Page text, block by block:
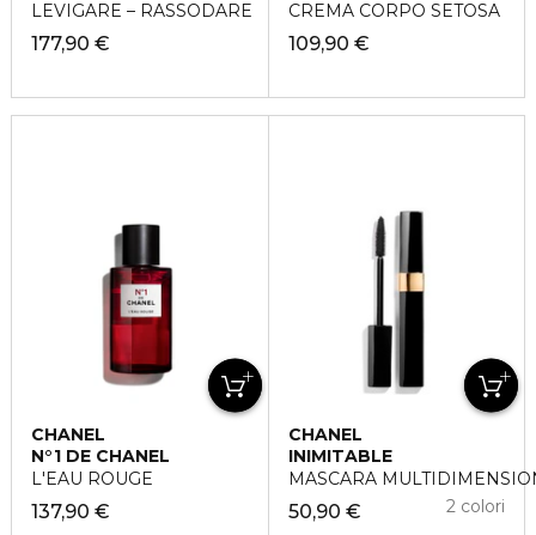
LEVIGARE – RASSODARE
177,90 €
CREMA CORPO SETOSA
109,90 €
CHANEL
N°1 DE CHANEL
L'EAU ROUGE
137,90 €
CHANEL
INIMITABLE
MASCARA
50,90 € 2 colori